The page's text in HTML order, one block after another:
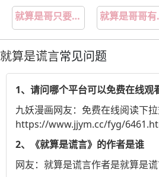
就算是哥只要有爱就没问题对吧 就算
就算是谎言常见问题
1、请问哪个平台可以免费在线观
九妖漫画网友：免费在线阅读下拉
https://www.jjym.cc/fyg/
2、《就算是谎言》的作者是谁
网友：就算是谎言作者是就算是